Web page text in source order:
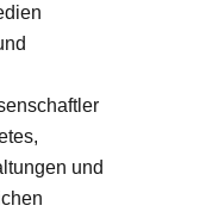
und